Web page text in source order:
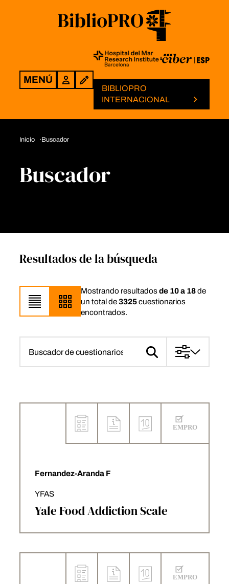
MENÚ Login
BIBLIOPRO
INTERNACIONAL
Inicio Buscador
Buscador
Resultados de la búsqueda
Mostrando resultadosde 10 a 18de
un total de3325cuestionarios
encontrados.
Fernandez-Aranda F
YFAS
Yale Food Addiction Scale